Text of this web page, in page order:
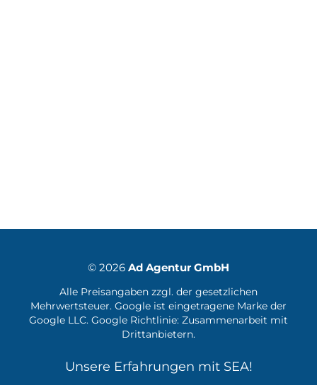
© 2026 Ad Agentur GmbH
Alle Preisangaben zzgl. der gesetzlichen
Mehrwertsteuer. Google ist eingetragene Marke der
Google LLC. Google Richtlinie: Zusammenarbeit mit
Drittanbietern.
Unsere Erfahrungen mit SEA!